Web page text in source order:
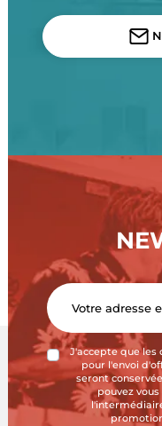
J'accepte que les
pour l'envoi
seront
pouvez